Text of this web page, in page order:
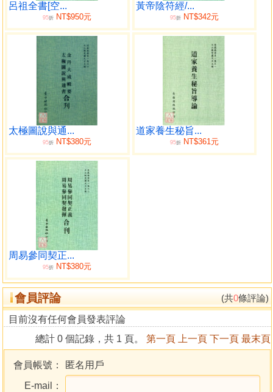
呂祖全書[空...
95折 NT$950元
黃帝陰符經/...
95折NT$342元
太極圖說與通...
95折 NT$380元
道家養生秘旨...
95折NT$361元
周易參同契正...
95折 NT$380元
會員評論 (共0條評論)
目前沒有任何會員發表評論
總計 0 個記錄，共 1 頁。 第一頁 上一頁 下一頁 最末頁
會員帳號：
匿名用戶
E-mail：